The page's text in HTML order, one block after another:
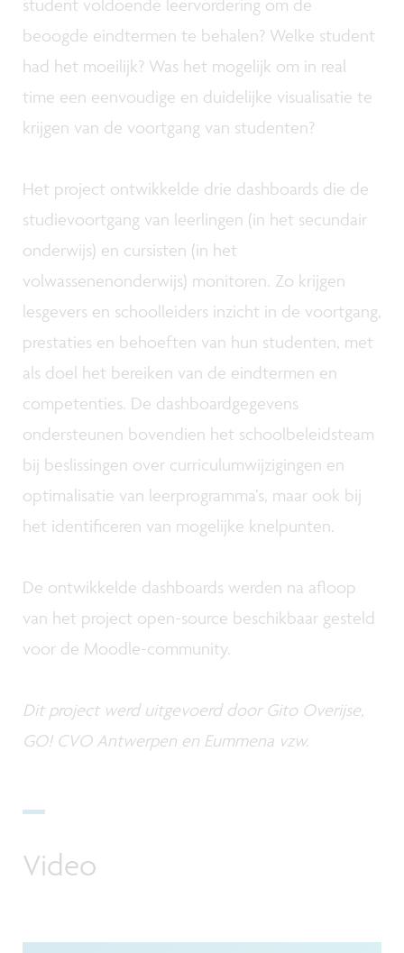
student voldoende leervordering om de
beoogde eindtermen te behalen? Welke student
had het moeilijk? Was het mogelijk om in real
time een eenvoudige en duidelijke visualisatie te
krijgen van de voortgang van studenten?
Het project ontwikkelde drie dashboards die de
studievoortgang van leerlingen (in het secundair
onderwijs) en cursisten (in het
volwassenenonderwijs) monitoren. Zo krijgen
lesgevers en schoolleiders inzicht in de voortgang,
prestaties en behoeften van hun studenten, met
als doel het bereiken van de eindtermen en
competenties. De dashboardgegevens
ondersteunen bovendien het schoolbeleidsteam
bij beslissingen over curriculumwijzigingen en
optimalisatie van leerprogramma’s, maar ook bij
het identificeren van mogelijke knelpunten.
De ontwikkelde dashboards werden na afloop
van het project open-source beschikbaar gesteld
voor de Moodle-community.
Dit project werd uitgevoerd door Gito Overijse,
GO! CVO Antwerpen en Eummena vzw.
Video